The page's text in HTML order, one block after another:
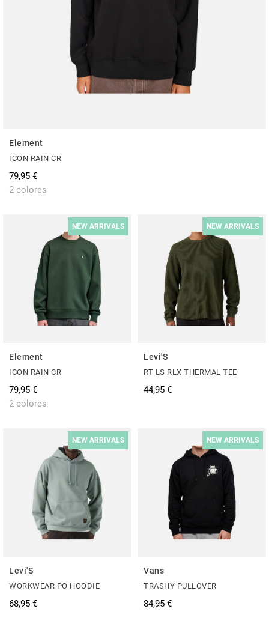
Element
ICON RAIN CR
79,95 €
2 colores
NEW ARRIVALS
Element
ICON RAIN CR
79,95 €
2 colores
NEW ARRIVALS
Levi'S
RT LS RLX THERMAL TEE
44,95 €
NEW ARRIVALS
Levi'S
WORKWEAR PO HOODIE
68,95 €
NEW ARRIVALS
Vans
TRASHY PULLOVER
84,95 €